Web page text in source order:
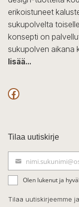
erikoistuneet
sukupolvelta
konsepti on
sukupolven aikana
lisää...
F
c
e
b
o
o
Tilaa uutiskirje
ä
h
k
Olen lukenut ja
Tilaa uutiskirjeemme